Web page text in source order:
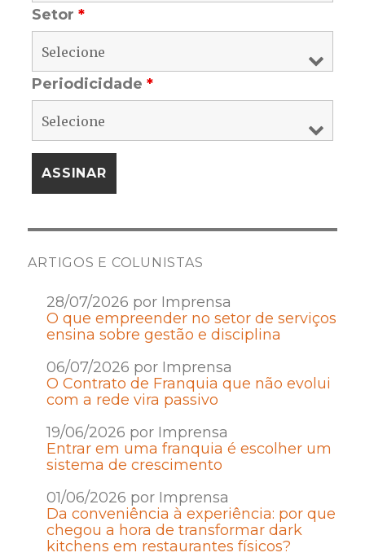
Setor*
Periodicidade*
ARTIGOS E COLUNISTAS
28/07/2026 por Imprensa
O que empreender no setor de serviços
ensina sobre gestão e disciplina
06/07/2026 por Imprensa
O Contrato de Franquia que não evolui
com a rede vira passivo
19/06/2026 por Imprensa
Entrar em uma franquia é escolher um
sistema de crescimento
01/06/2026 por Imprensa
Da conveniência à experiência: por que
chegou a hora de transformar dark
kitchens em restaurantes físicos?